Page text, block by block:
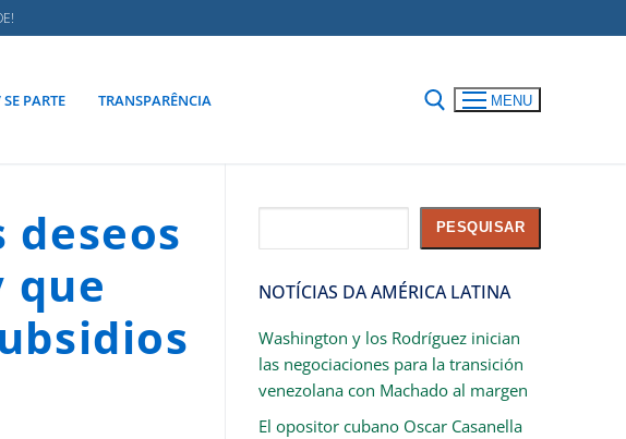
PARTE TRANSPARÊNCIA MENU
que
PESQUISAR
NOTÍCIAS DA AMÉRICA LATINA
Washington y los Rodríguez inician
las negociaciones para la transición
venezolana con Machado al margen
El opositor cubano Oscar Casanella